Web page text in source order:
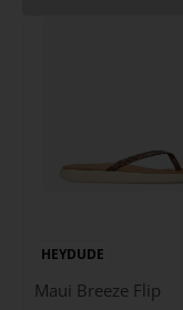
HEYDUDE
Maui Breeze Flip